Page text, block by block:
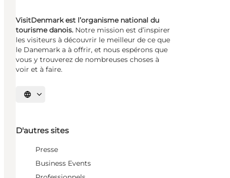
VisitDenmark est l’organisme national du
tourisme danois. Notre mission est d’inspirer
les visiteurs à découvrir le meilleur de ce que
le Danemark a à offrir, et nous espérons que
vous y trouverez de nombreuses choses à
voir et à faire.
Choisissez la langue
D'autres sites
Presse
Business Events